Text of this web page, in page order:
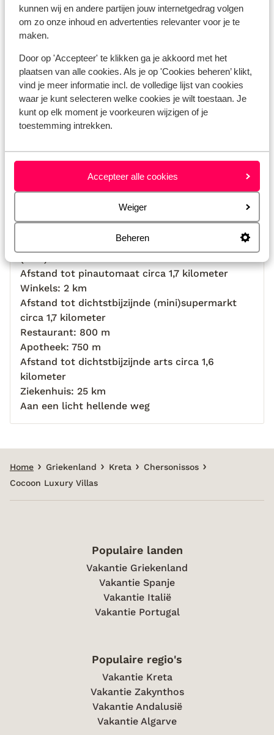
kunnen wij en andere partijen jouw internetgedrag volgen
om zo onze inhoud en advertenties relevanter voor je te
maken.
Door op 'Accepteer' te klikken ga je akkoord met het
plaatsen van alle cookies. Als je op 'Cookies beheren’ klikt,
vind je meer informatie incl. de volledige lijst van cookies
waar je kunt selecteren welke cookies je wilt toestaan. Je
kunt op elk moment je voorkeuren wijzigen of je
toestemming intrekken.
Accepteer alle cookies
Weiger
Beheren
Afstanden
Afstand tot strand circa 2,5 kilometer: preveli
stalida circa 6,5 kilometer, naar lentas circa 95
km en naar myrthos circa 70 km
Centrum Old hersonissos: 700 m
Centrum Heraklion: 26 km
Luchthaven Heraklion Nikos Kazantzakis Airport
Afstand tot pinautomaat circa 1,7 kilometer
Winkels: 2 km
Afstand tot dichtstbijzijnde (mini)supermarkt
circa 1,7 kilometer
Restaurant: 800 m
Apotheek: 750 m
Afstand tot dichtstbijzijnde arts circa 1,6
kilometer
Ziekenhuis: 25 km
Aan een licht hellende weg
Home Griekenland Kreta
Chersonissos
Cocoon Luxury Villas
Populaire landen
Vakantie Griekenland
Vakantie Spanje
Vakantie Italië
Vakantie Portugal
Populaire regio's
Vakantie Kreta
Vakantie Zakynthos
Vakantie Andalusië
Vakantie Algarve